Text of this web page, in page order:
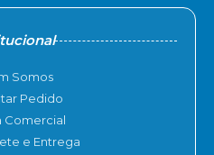
Somos
Pedido
Comercial
e Entrega